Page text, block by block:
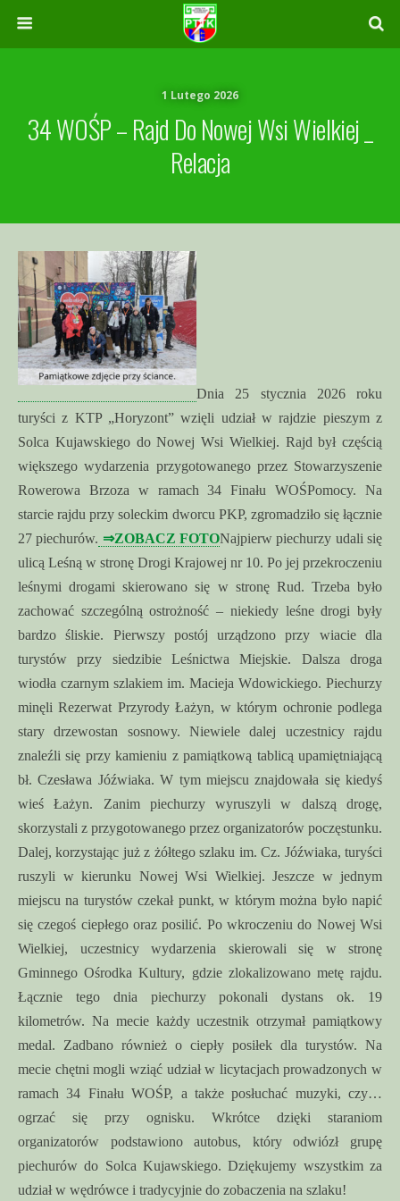
1 Lutego 2026
34 WOŚP – Rajd Do Nowej Wsi Wielkiej _
Relacja
Dnia 25 stycznia 2026 roku
turyści z KTP „Horyzont” wzięli udział w rajdzie pieszym z
Solca Kujawskiego do Nowej Wsi Wielkiej. Rajd był częścią
większego wydarzenia przygotowanego przez Stowarzyszenie
Rowerowa Brzoza w ramach 34 Finału WOŚPomocy. Na
starcie rajdu przy soleckim dworcu PKP, zgromadziło się łącznie
27 piechurów. ⇒ZOBACZ FOTONajpierw piechurzy udali się
ulicą Leśną w stronę Drogi Krajowej nr 10. Po jej przekroczeniu
leśnymi drogami skierowano się w stronę Rud. Trzeba było
zachować szczególną ostrożność – niekiedy leśne drogi były
bardzo śliskie. Pierwszy postój urządzono przy wiacie dla
turystów przy siedzibie Leśnictwa Miejskie. Dalsza droga
wiodła czarnym szlakiem im. Macieja Wdowickiego. Piechurzy
minęli Rezerwat Przyrody Łażyn, w którym ochronie podlega
stary drzewostan sosnowy. Niewiele dalej uczestnicy rajdu
znaleźli się przy kamieniu z pamiątkową tablicą upamiętniającą
bł. Czesława Jóźwiaka. W tym miejscu znajdowała się kiedyś
wieś Łażyn. Zanim piechurzy wyruszyli w dalszą drogę,
skorzystali z przygotowanego przez organizatorów poczęstunku.
Dalej, korzystając już z żółtego szlaku im. Cz. Jóźwiaka, turyści
ruszyli w kierunku Nowej Wsi Wielkiej. Jeszcze w jednym
miejscu na turystów czekał punkt, w którym można było napić
się czegoś ciepłego oraz posilić. Po wkroczeniu do Nowej Wsi
Wielkiej, uczestnicy wydarzenia skierowali się w stronę
Gminnego Ośrodka Kultury, gdzie zlokalizowano metę rajdu.
Łącznie tego dnia piechurzy pokonali dystans ok. 19
kilometrów. Na mecie każdy uczestnik otrzymał pamiątkowy
medal. Zadbano również o ciepły posiłek dla turystów. Na
mecie chętni mogli wziąć udział w licytacjach prowadzonych w
ramach 34 Finału WOŚP, a także posłuchać muzyki, czy…
ogrzać się przy ognisku. Wkrótce dzięki staraniom
organizatorów podstawiono autobus, który odwiózł grupę
piechurów do Solca Kujawskiego. Dziękujemy wszystkim za
udział w wędrówce i tradycyjnie do zobaczenia na szlaku!